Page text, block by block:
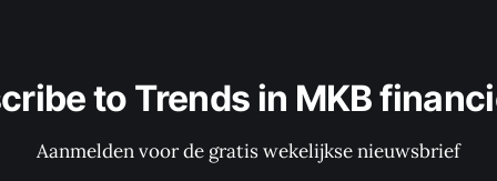
to Trends in MKB
Aanmelden voor de gratis wekelijkse nieuwsbrief